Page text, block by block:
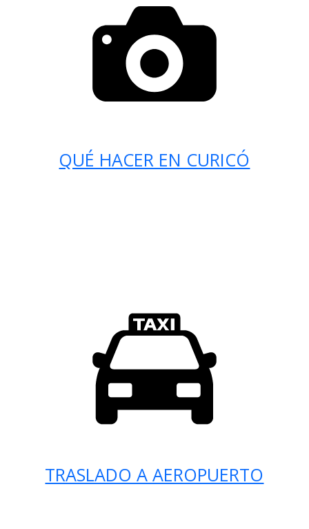
QUÉ HACER EN CURICÓ
TRASLADO A AEROPUERTO